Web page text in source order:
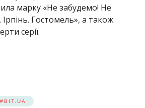
марку «Не забудемо! Не
Гостомель», а також
серії.
#BIT.UA